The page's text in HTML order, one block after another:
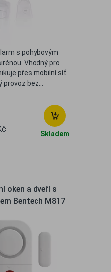
s pohybovým
Vhodný pro
přes mobilní síť.
bez...
Skladem
oken a dveří s
Bentech M817